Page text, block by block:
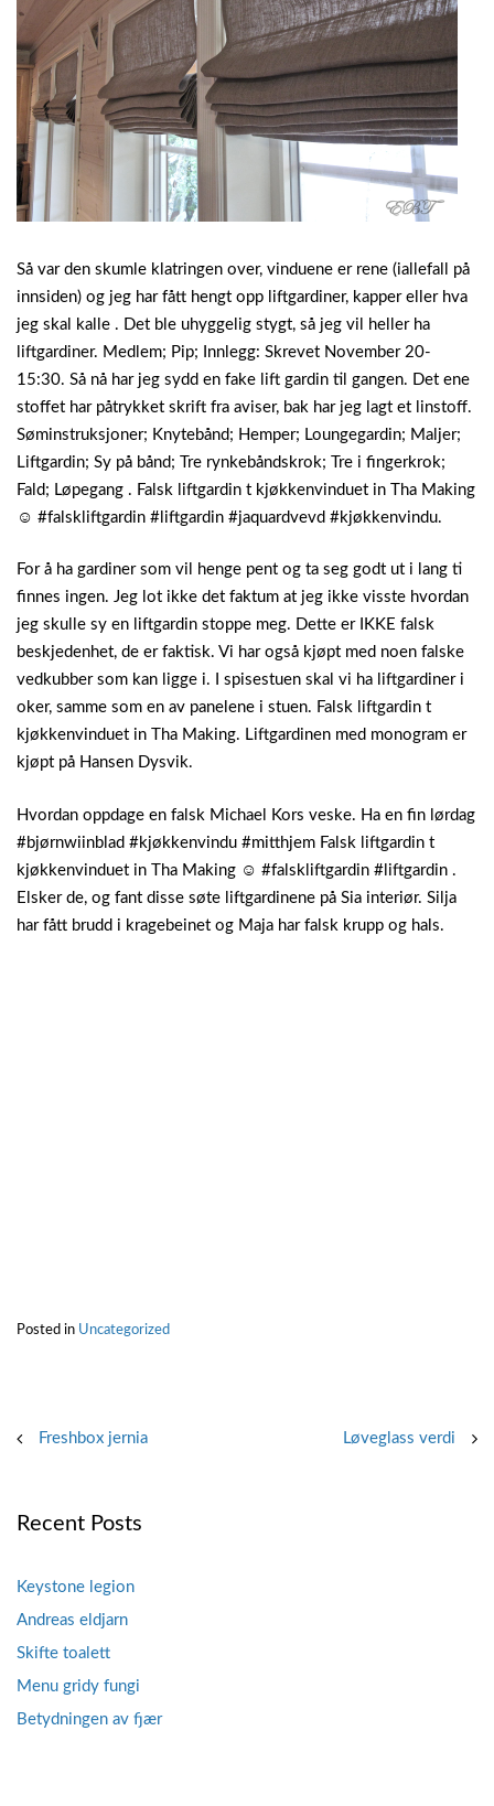
Så var den skumle klatringen over, vinduene er rene (iallefall på
innsiden) og jeg har fått hengt opp liftgardiner, kapper eller hva
jeg skal kalle . Det ble uhyggelig stygt, så jeg vil heller ha
liftgardiner. Medlem; Pip; Innlegg: Skrevet November 20-
15:30. Så nå har jeg sydd en fake lift gardin til gangen. Det ene
stoffet har påtrykket skrift fra aviser, bak har jeg lagt et linstoff.
Søminstruksjoner; Knytebånd; Hemper; Loungegardin; Maljer;
Liftgardin; Sy på bånd; Tre rynkebåndskrok; Tre i fingerkrok;
Fald; Løpegang . Falsk liftgardin t kjøkkenvinduet in Tha Making
☺ #falskliftgardin #liftgardin #jaquardvevd #kjøkkenvindu.
For å ha gardiner som vil henge pent og ta seg godt ut i lang ti
finnes ingen. Jeg lot ikke det faktum at jeg ikke visste hvordan
jeg skulle sy en liftgardin stoppe meg. Dette er IKKE falsk
beskjedenhet, de er faktisk. Vi har også kjøpt med noen falske
vedkubber som kan ligge i. I spisestuen skal vi ha liftgardiner i
oker, samme som en av panelene i stuen. Falsk liftgardin t
kjøkkenvinduet in Tha Making. Liftgardinen med monogram er
kjøpt på Hansen Dysvik.
Hvordan oppdage en falsk Michael Kors veske. Ha en fin lørdag
#bjørnwiinblad #kjøkkenvindu #mitthjem Falsk liftgardin t
kjøkkenvinduet in Tha Making ☺ #falskliftgardin #liftgardin .
Elsker de, og fant disse søte liftgardinene på Sia interiør. Silja
har fått brudd i kragebeinet og Maja har falsk krupp og hals.
Posted in Uncategorized
PostFreshbox jernia Løveglass verdi
Recent Posts
Keystone legion
Andreas eldjarn
Skifte toalett
Menu gridy fungi
Betydningen av fjær